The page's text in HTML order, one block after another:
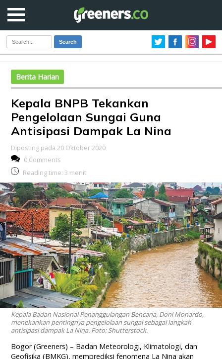
Search
Berita Harian
Kepala BNPB Tekankan
Pengelolaan Sungai Guna
Antisipasi Dampak La Nina
Diposting pada 20 Oktober 2020
0 Comments
Reading time: 3 menit
Kepala Badan Nasional Penanggulangan Bencana, Doni Monardo,
menekankan pentingnya pengelolaan sungai sebagai langkah
antisipasi dampak La Nina. Foto: Shutterstock.
Bogor (Greeners) – Badan Meteorologi, Klimatologi, dan
Geofisika (BMKG), memprediksi fenomena La Nina akan